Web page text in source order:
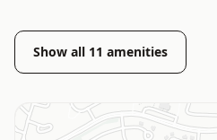
Show all 11 amenities